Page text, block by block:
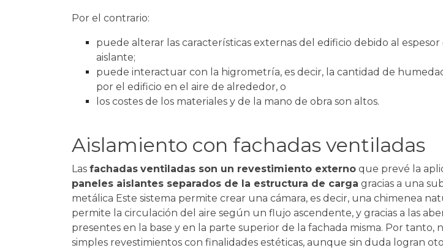
Por el contrario:
puede alterar las características externas del edificio debido al espesor
aislante;
puede interactuar con la higrometría, es decir, la cantidad de
por el edificio en el aire de alrededor, o
los costes de los materiales y de la mano de obra son altos.
Aislamiento con fachadas ventiladas
Las fachadas ventiladas son un revestimiento externo que prevé la
paneles aislantes separados de la estructura de carga gracias a una
metálica Este sistema permite crear una cámara, es decir, una chimenea
permite la circulación del aire según un flujo ascendente, y gracias a las
presentes en la base y en la parte superior de la fachada misma. Por tanto,
simples revestimientos con finalidades estéticas, aunque sin duda logran